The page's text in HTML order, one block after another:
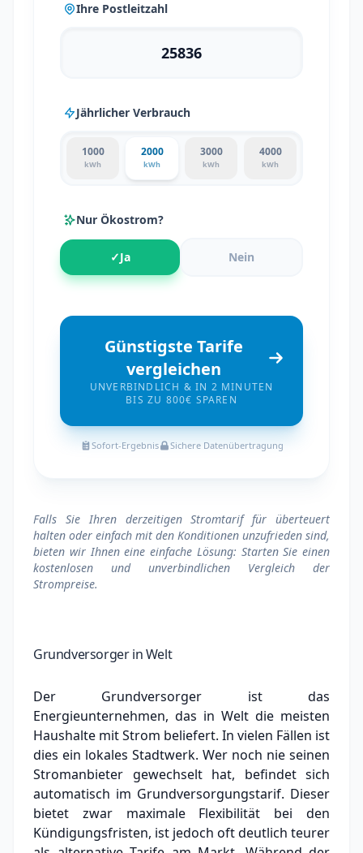
Ihre Postleitzahl
Jährlicher Verbrauch
1000
kWh
2000
kWh
3000
kWh
4000
kWh
Nur Ökostrom?
✓Ja Nein
Günstigste Tarife
vergleichen
UNVERBINDLICH & IN 2 MINUTEN
BIS ZU 800€ SPAREN
Sofort-Ergebnis Sichere Datenübertragung
Falls Sie Ihren derzeitigen Stromtarif für überteuert
halten oder einfach mit den Konditionen unzufrieden sind,
bieten wir Ihnen eine einfache Lösung: Starten Sie einen
kostenlosen und unverbindlichen Vergleich der
Strompreise.
Grundversorger in Welt
Der Grundversorger ist das
Energieunternehmen, das in Welt die meisten
Haushalte mit Strom beliefert. In vielen Fällen ist
dies ein lokales Stadtwerk. Wer noch nie seinen
Stromanbieter gewechselt hat, befindet sich
automatisch im Grundversorgungstarif. Dieser
bietet zwar maximale Flexibilität bei den
Kündigungsfristen, ist jedoch oft deutlich teurer